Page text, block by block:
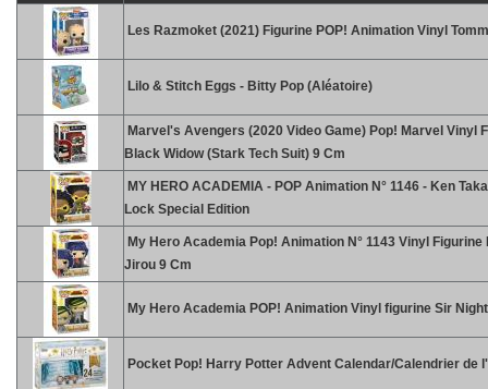
Les Razmoket (2021) Figurine POP! Animation Vinyl
Lilo & Stitch Eggs - Bitty Pop (Aléatoire)
Marvel's Avengers (2020 Video Game) Pop! Marvel Vinyl
Black Widow (Stark Tech Suit) 9 Cm
MY HERO ACADEMIA - POP Animation N° 1146 - Ken
Lock Special Edition
My Hero Academia Pop! Animation N° 1143 Vinyl Figurine
Jirou 9 Cm
My Hero Academia POP! Animation Vinyl figurine Sir
Pocket Pop! Harry Potter Advent Calendar/Calendrier de